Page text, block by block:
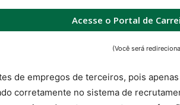
Acesse o Portal de
(Você será
de empregos de terceiros, pois
corretamente no sistema de